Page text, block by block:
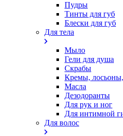
Пудры
Тинты для губ
Блески для губ
Для тела
Мыло
Гели для душа
Скрабы
Кремы,
Масла
Дезодоранты
Для рук и ног
Для интимной
Для волос